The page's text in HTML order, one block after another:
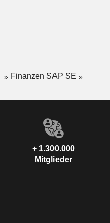
Finanzen SAP SE
+ 1.300.000
Mitglieder